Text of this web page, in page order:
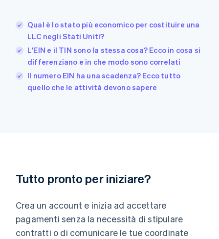
Qual è lo stato più economico per costituire una
LLC negli Stati Uniti?
L'EIN e il TIN sono la stessa cosa? Ecco in cosa si
differenziano e in che modo sono correlati
Il numero EIN ha una scadenza? Ecco tutto
quello che le attività devono sapere
Tutto pronto per iniziare?
Crea un account e inizia ad accettare
pagamenti senza la necessità di stipulare
contratti o di comunicare le tue coordinate
Giappone
日本語English
English
Grecia
English
India
English
Lituania
Lussemburgo
Deutsch English
Malaysia
English 简体中文